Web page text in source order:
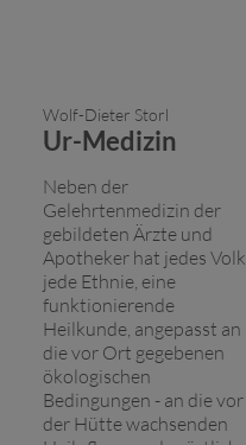
Wolf-Dieter Storl
Ur-Medizin
Neben der
Gelehrtenmedizin der
gebildeten Ärzte und
Apotheker hat jedes Volk,
jede Ethnie, eine
funktionierende
Heilkunde, angepasst an
die vor Ort gegebenen
ökologischen
Bedingungen - an die vor
der Hütte wachsenden